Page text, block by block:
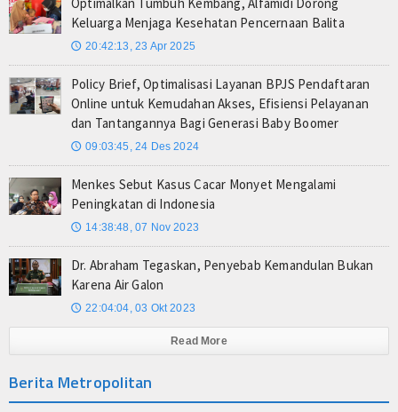
Keluarga Menjaga Kesehatan Pencernaan Balita
🕔 20:42:13, 23 Apr 2025
Policy Brief, Optimalisasi Layanan BPJS Pendaftaran
Online untuk Kemudahan Akses, Efisiensi Pelayanan
dan Tantangannya Bagi Generasi Baby Boomer
🕔 09:03:45, 24 Des 2024
Menkes Sebut Kasus Cacar Monyet Mengalami
Peningkatan di Indonesia
🕔 14:38:48, 07 Nov 2023
Dr. Abraham Tegaskan, Penyebab Kemandulan Bukan
Karena Air Galon
🕔 22:04:04, 03 Okt 2023
Read More
Berita Metropolitan